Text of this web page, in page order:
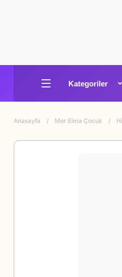
Anasayfa Mor Elma Çocuk